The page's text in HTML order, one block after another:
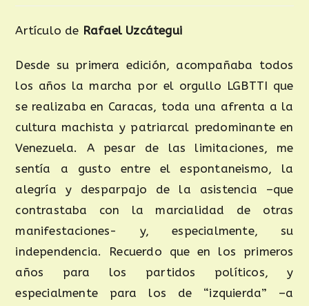
Artículo de Rafael Uzcátegui
Desde su primera edición, acompañaba todos
los años la marcha por el orgullo LGBTTI que
se realizaba en Caracas, toda una afrenta a la
cultura machista y patriarcal predominante en
Venezuela. A pesar de las limitaciones, me
sentía a gusto entre el espontaneismo, la
alegría y desparpajo de la asistencia –que
contrastaba con la marcialidad de otras
manifestaciones- y, especialmente, su
independencia. Recuerdo que en los primeros
años para los partidos políticos, y
especialmente para los de “izquierda” –a